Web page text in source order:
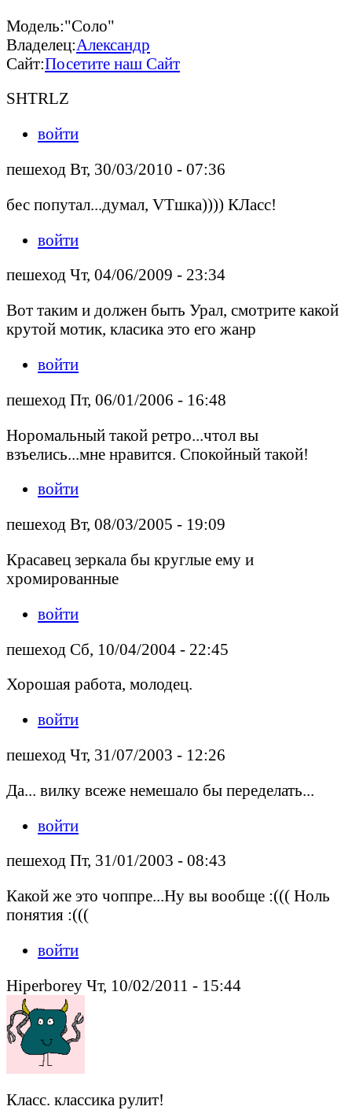
Модель:"Соло"
Владелец:Александр
Сайт:Посетите наш Сайт
SHTRLZ
войти
пешеход Вт, 30/03/2010 - 07:36
бес попутал...думал, VTшка)))) КЛасс!
войти
пешеход Чт, 04/06/2009 - 23:34
Вот таким и должен быть Урал, смотрите какой
крутой мотик, класика это его жанр
войти
пешеход Пт, 06/01/2006 - 16:48
Норомальный такой ретро...чтол вы
взъелись...мне нравится. Спокойный такой!
войти
пешеход Вт, 08/03/2005 - 19:09
Красавец зеркала бы круглые ему и
хромированные
войти
пешеход Сб, 10/04/2004 - 22:45
Хорошая работа, молодец.
войти
пешеход Чт, 31/07/2003 - 12:26
Да... вилку всеже немешало бы переделать...
войти
пешеход Пт, 31/01/2003 - 08:43
Какой же это чоппре...Ну вы вообще :((( Ноль
понятия :(((
войти
Hiperborey Чт, 10/02/2011 - 15:44
Класс. классика рулит!